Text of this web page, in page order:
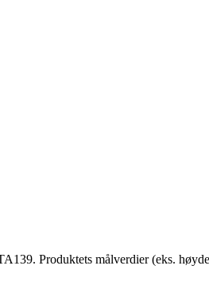
Produktets målverdier (eks.